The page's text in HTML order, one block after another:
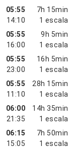
05:55
14:10
7h 15min
1 escala
05:55
16:00
9h 5min
1 escala
05:55
23:00
16h 5min
1 escala
05:55
11:10
28h 15min
1 escala
06:00
21:35
14h 35min
1 escala
06:15
15:05
7h 50min
1 escala